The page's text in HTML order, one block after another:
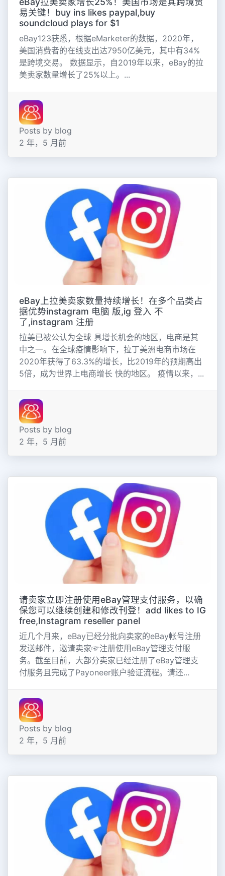
易关键！buy ins likes paypal,buy
soundcloud plays for $1
eBay123获悉，根据eMarketer的数据，2020年，
美国消费者的在线支出达7950亿美元，其中有34%
是跨境交易。 数据显示，自2019年以来，eBay的拉
美卖家数量增长了25%以上。...
Posts by blog
2 年，5 月前
eBay上拉美卖家数量持续增长！在多个品类占
据优势instagram 电脑 版,ig 登入 不
了,instagram 注册
拉美已被公认为全球 具增长机会的地区，电商是其
中之一。在全球疫情影响下，拉丁美洲电商市场在
2020年获得了63.3%的增长，比2019年的预期高出
5倍，成为世界上电商增长 快的地区。 疫情以来，...
Posts by blog
2 年，5 月前
请卖家立即注册使用eBay管理支付服务，以确
保您可以继续创建和修改刊登！add likes to IG
free,Instagram reseller panel
近几个月来，eBay已经分批向卖家的eBay帐号注册
发送邮件，邀请卖家☞注册使用eBay管理支付服
务。截至目前，大部分卖家已经注册了eBay管理支
付服务且完成了Payoneer账户验证流程。请还...
Posts by blog
2 年，5 月前